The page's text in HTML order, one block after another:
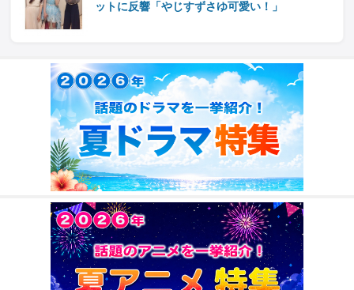
ットに反響「やじすずさゆ可愛い！」